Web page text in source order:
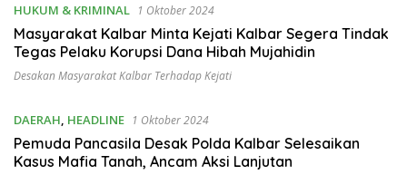
HUKUM & KRIMINAL 1 Oktober 2024
Masyarakat Kalbar Minta Kejati Kalbar Segera Tindak
Tegas Pelaku Korupsi Dana Hibah Mujahidin
Desakan Masyarakat Kalbar Terhadap Kejati
DAERAH, HEADLINE 1 Oktober 2024
Pemuda Pancasila Desak Polda Kalbar Selesaikan
Kasus Mafia Tanah, Ancam Aksi Lanjutan